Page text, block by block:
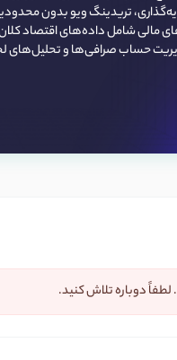
تریدینگ ویو بدون
مالی شامل داده‌های اقتصاد
حساب صرافی‌ها و تحلیل‌های
لطفاً دوباره تلاش کنید.